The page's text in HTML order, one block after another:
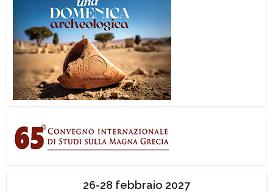
26-28 febbraio 2027